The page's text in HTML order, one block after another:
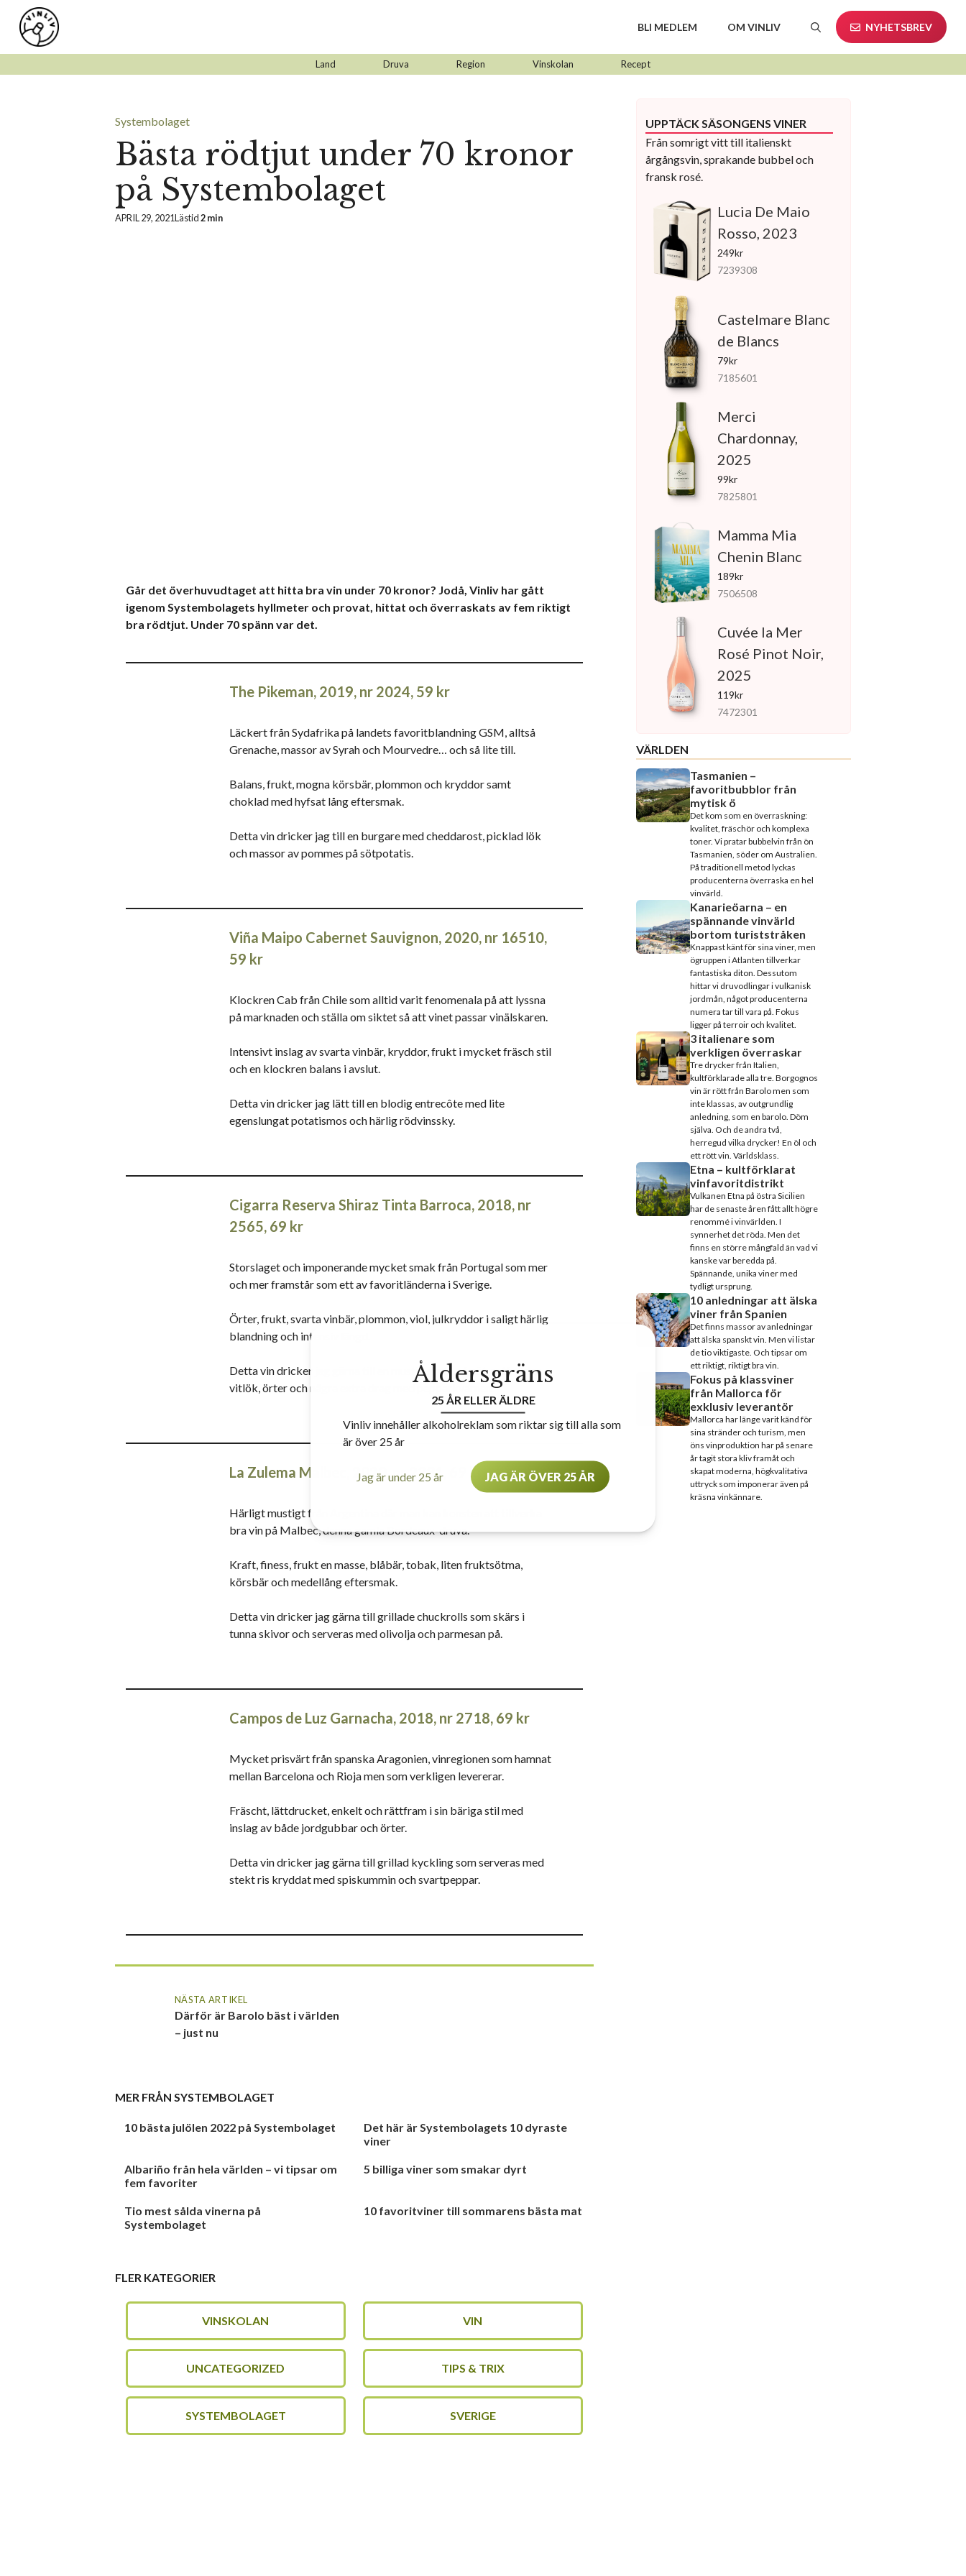
Hoppa
innehåll
BLI MEDLEM OM VINLIV NYHETSBREV
Land Druva Region Vinskolan Recept
Systembolaget
Bästa rödtjut under 70 kronor
på Systembolaget
APRIL 29, 2021Lästid2 min
Går det överhuvudtaget att hitta bra vin under 70 kronor? Jodå, Vinliv har gått
igenom Systembolagets hyllmeter och provat, hittat och överraskats av fem riktigt
bra rödtjut. Under 70 spänn var det.
The Pikeman, 2019, nr 2024, 59 kr
Läckert från Sydafrika på landets favoritblandning GSM, alltså
Grenache, massor av Syrah och Mourvedre… och så lite till.
Balans, frukt, mogna körsbär, plommon och kryddor samt
choklad med hyfsat lång eftersmak.
Detta vin dricker jag till en burgare med cheddarost, picklad lök
och massor av pommes på sötpotatis.
Viña Maipo Cabernet Sauvignon, 2020, nr 16510,
59 kr
Klockren Cab från Chile som alltid varit fenomenala på att lyssna
på marknaden och ställa om siktet så att vinet passar vinälskaren.
Intensivt inslag av svarta vinbär, kryddor, frukt i mycket fräsch stil
och en klockren balans i avslut.
Detta vin dricker jag lätt till en blodig entrecôte med lite
egenslungat potatismos och härlig rödvinssky.
Cigarra Reserva Shiraz Tinta Barroca, 2018, nr
2565, 69 kr
Storslaget och imponerande mycket smak från Portugal som mer
och mer framstår som ett av favoritländerna i Sverige.
Örter, frukt, svarta vinbär, plommon, viol, julkryddor i saligt härlig
blandning och intensiv längd.
Detta vin dricker jag gärna till en mustig gryta på nöt, rotfrukter,
vitlök, örter och några extra drag med pepparkvarnen.
La Zulema Malbec, 2020, nr 2331, 69 kr
Härligt mustigt från Argentina där man kan konsten att tillverka
bra vin på Malbec, denna gamla Bordeaux-druva.
Kraft, finess, frukt en masse, blåbär, tobak, liten fruktsötma,
körsbär och medellång eftersmak.
Detta vin dricker jag gärna till grillade chuckrolls som skärs i
tunna skivor och serveras med olivolja och parmesan på.
Campos de Luz Garnacha, 2018, nr 2718, 69 kr
Mycket prisvärt från spanska Aragonien, vinregionen som hamnat
mellan Barcelona och Rioja men som verkligen levererar.
Fräscht, lättdrucket, enkelt och rättfram i sin bäriga stil med
inslag av både jordgubbar och örter.
Detta vin dricker jag gärna till grillad kyckling som serveras med
stekt ris kryddat med spiskummin och svartpeppar.
NÄSTA ARTIKEL
Därför är Barolo bäst i världen
– just nu
MER FRÅN SYSTEMBOLAGET
10 bästa julölen 2022 på Systembolaget
Det här är Systembolagets 10 dyraste
viner
Albariño från hela världen – vi tipsar om
fem favoriter
5 billiga viner som smakar dyrt
Tio mest sålda vinerna på
Systembolaget
10 favoritviner till sommarens bästa mat
FLER KATEGORIER
VINSKOLAN VIN
UNCATEGORIZED TIPS & TRIX
SYSTEMBOLAGET SVERIGE
UPPTÄCK SÄSONGENS VINER
Från somrigt vitt till italienskt
årgångsvin, sprakande bubbel och
fransk rosé.
Lucia De Maio
Rosso, 2023
249kr
7239308
Castelmare Blanc
de Blancs
79kr
7185601
Merci
Chardonnay,
2025
99kr
7825801
Mamma Mia
Chenin Blanc
189kr
7506508
Cuvée la Mer
Rosé Pinot Noir,
2025
119kr
7472301
VÄRLDEN
Tasmanien –
favoritbubblor från
mytisk ö
Det kom som en överraskning:
kvalitet, fräschör och komplexa
toner. Vi pratar bubbelvin från ön
Tasmanien, söder om Australien.
På traditionell metod lyckas
producenterna överraska en hel
vinvärld.
Kanarieöarna – en
spännande vinvärld
bortom turiststråken
Knappast känt för sina viner, men
ögruppen i Atlanten tillverkar
fantastiska diton. Dessutom
hittar vi druvodlingar i vulkanisk
jordmån, något producenterna
numera tar till vara på. Fokus
ligger på terroir och kvalitet.
3 italienare som
verkligen överraskar
Tre drycker från Italien,
kultförklarade alla tre. Borgognos
vin är rött från Barolo men som
inte klassas, av outgrundlig
anledning, som en barolo. Döm
själva. Och de andra två,
herregud vilka drycker! En öl och
ett rött vin. Världsklass.
Etna – kultförklarat
vinfavoritdistrikt
Vulkanen Etna på östra Sicilien
har de senaste åren fått allt högre
renommé i vinvärlden. I
synnerhet det röda. Men det
finns en större mångfald än vad vi
kanske var beredda på.
Spännande, unika viner med
tydligt ursprung.
10 anledningar att älska
viner från Spanien
Det finns massor av anledningar
att älska spanskt vin. Men vi listar
de tio viktigaste. Och tipsar om
ett riktigt, riktigt bra vin.
Fokus på klassviner
från Mallorca för
exklusiv leverantör
Mallorca har länge varit känd för
sina stränder och turism, men
öns vinproduktion har på senare
år tagit stora kliv framåt och
skapat moderna, högkvalitativa
uttryck som imponerar även på
kräsna vinkännare.
Åldersgräns
25 ÅR ELLER ÄLDRE
Vinliv innehåller alkoholreklam som riktar sig till alla som
är över 25 år
Jag är under 25 år JAG ÄR ÖVER 25 ÅR